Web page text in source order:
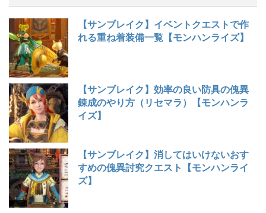
【サンブレイク】イベントクエストで作
れる重ね着装備一覧【モンハンライズ】
【サンブレイク】効率の良い防具の傀異
錬成のやり方（リセマラ）【モンハンラ
イズ】
【サンブレイク】消してはいけないおす
すめの傀異討究クエスト【モンハンライ
ズ】